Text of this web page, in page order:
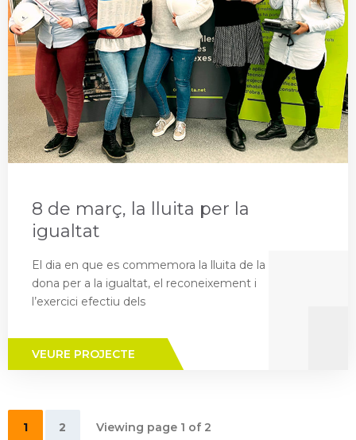
8 de març, la lluita per la
igualtat
El dia en que es commemora la lluita de la
dona per a la igualtat, el reconeixement i
l’exercici efectiu dels
VEURE PROJECTE
1 2 Viewing page 1 of 2